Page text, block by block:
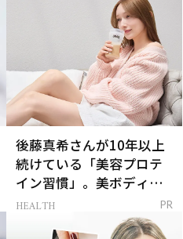
後藤真希さんが10年以上
続けている「美容プロテ
イン習慣」。美ボディを
支える朝ルーティンと
HEALTH PR